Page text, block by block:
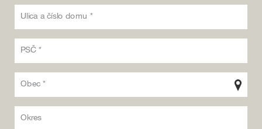
Ulica a číslo domu *
PSČ *
Obec *
Okres